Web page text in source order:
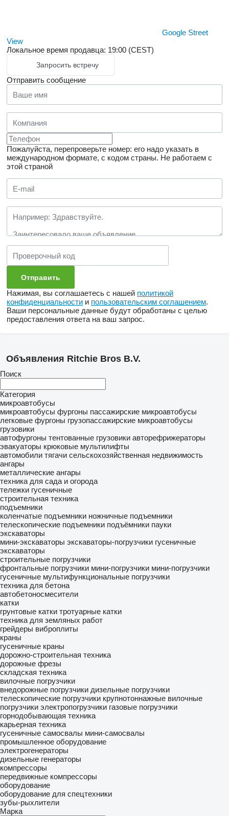
Google Street
View
Локальное время продавца: 19:00 (CEST)
Запросить встречу
Отправить сообщение
Пожалуйста, перепроверьте номер: его надо указать в
международном формате, с кодом страны. Не работаем с
этой страной
Нажимая, вы соглашаетесь с нашей политикой
конфиденциальности и пользовательским соглашением.
Ваши персональные данные будут обработаны с целью
предоставления ответа на ваш запрос.
Объявления Ritchie Bros B.V.
Поиск
Категория
микроавтобусы
микроавтобусы фургоны пассажирские микроавтобусы
легковые фургоны грузопассажирские микроавтобусы
грузовики
автофургоны тентованные грузовики авторефрижераторы
эвакуаторы крюковые мультилифты
автомобили тягачи сельскохозяйственная недвижимость
ангары
металлические ангары
техника для сада и огорода
тележки гусеничные
строительная техника
подъемники
коленчатые подъемники ножничные подъемники
телескопические подъемники подъёмники пауки
экскаваторы
мини-экскаваторы экскаваторы-погрузчики гусеничные
экскаваторы
строительные погрузчики
фронтальные погрузчики мини-погрузчики мини-погрузчики
гусеничные мультифункциональные погрузчики
техника для бетона
автобетоносмесители
катки
грунтовые катки тротуарные катки
техника для земляных работ
грейдеры виброплиты
краны
гусеничные краны
дорожно-строительная техника
дорожные фрезы
складская техника
вилочные погрузчики
внедорожные погрузчики дизельные погрузчики
телескопические погрузчики крупнотоннажные вилочные
погрузчики электропогрузчики газовые погрузчики
горнодобывающая техника
карьерная техника
гусеничные самосвалы мини-самосвалы
промышленное оборудование
электрогенераторы
дизельные генераторы
компрессоры
передвижные компрессоры
оборудование
оборудование для спецтехники
зубы-рыхлители
Марка